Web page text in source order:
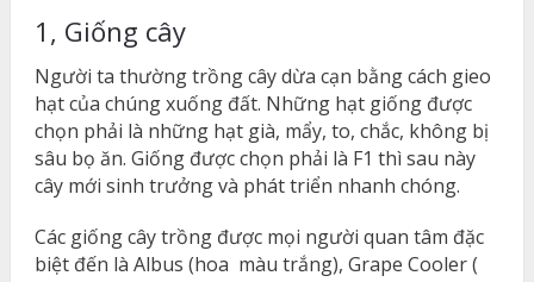
1, Giống cây
Người ta thường trồng cây dừa cạn bằng cách gieo
hạt của chúng xuống đất. Những hạt giống được
chọn phải là những hạt già, mẩy, to, chắc, không bị
sâu bọ ăn. Giống được chọn phải là F1 thì sau này
cây mới sinh trưởng và phát triển nhanh chóng.
Các giống cây trồng được mọi người quan tâm đặc
biệt đến là Albus (hoa màu trắng), Grape Cooler (